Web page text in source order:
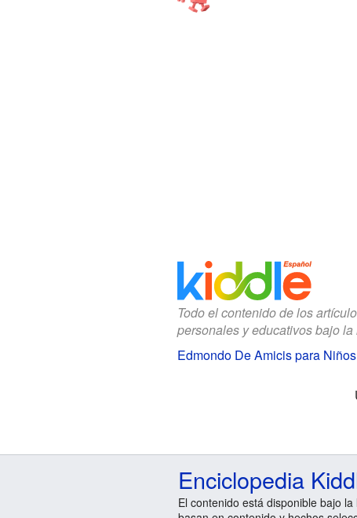
Todo el contenido de los
personales y educativos bajo
Edmondo De Amicis para Niños
Enciclopedia
El contenido está disponible bajo la